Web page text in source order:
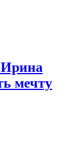
Ирина
мечту